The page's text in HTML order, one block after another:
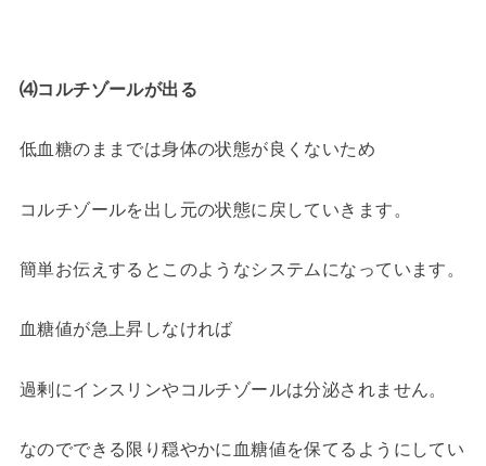
⑷コルチゾールが出る
低血糖のままでは身体の状態が良くないため
コルチゾールを出し元の状態に戻していきます。
簡単お伝えするとこのようなシステムになっています。
血糖値が急上昇しなければ
過剰にインスリンやコルチゾールは分泌されません。
なのでできる限り穏やかに血糖値を保てるようにしてい